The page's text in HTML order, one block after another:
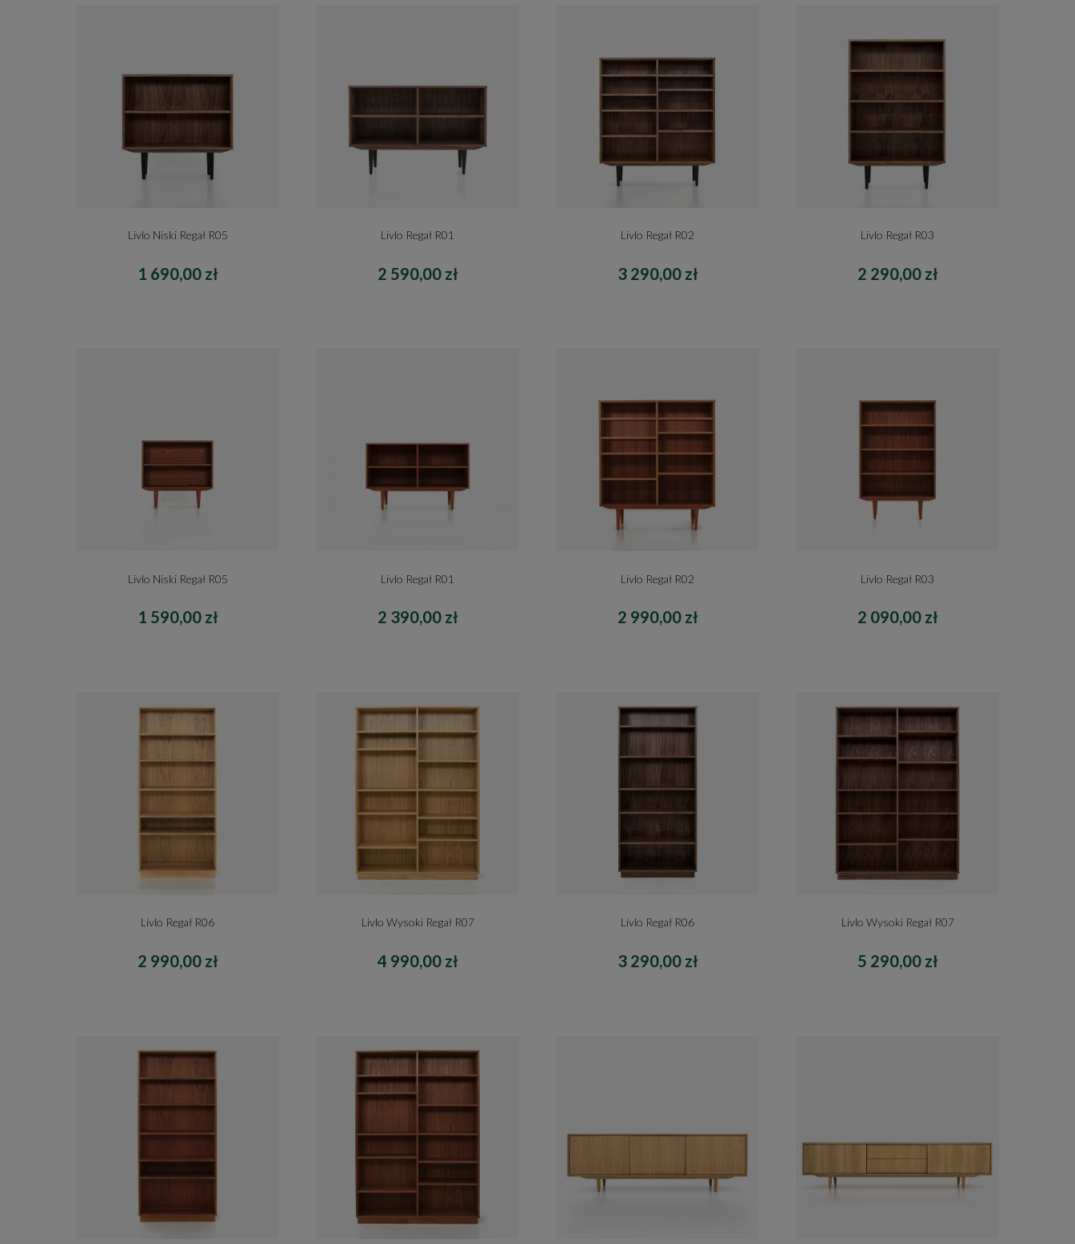
Livlo Niski Regał R05
1 690,00 zł
Livlo Regał R01
2 590,00 zł
Livlo Regał R02
3 290,00 zł
Livlo Regał R03
2 290,00 zł
Livlo Niski Regał R05
1 590,00 zł
Livlo Regał R01
2 390,00 zł
Livlo Regał R02
2 990,00 zł
Livlo Regał R03
2 090,00 zł
Livlo Regał R06
2 990,00 zł
Livlo Wysoki Regał R07
4 990,00 zł
Livlo Regał R06
3 290,00 zł
Livlo Wysoki Regał R07
5 290,00 zł